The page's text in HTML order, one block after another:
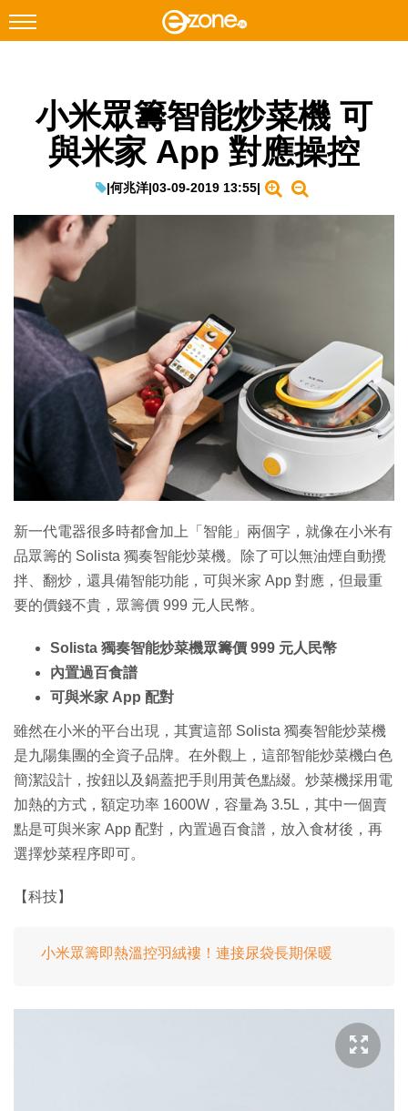
Facebook Instagram
科技焦點
遊戲動漫
教學評測
EduTech
IT Times
生成式AI與雲端應用
Enterprise Digital Transformation
特集
小米眾籌智能炒菜機 可
與米家 App 對應操控
|何兆洋|03-09-2019 13:55|
新一代電器很多時都會加上「智能」兩個字，就像在小米有
品眾籌的 Solista 獨奏智能炒菜機。除了可以無油煙自動攪
拌、翻炒，還具備智能功能，可與米家 App 對應，但最重
要的價錢不貴，眾籌價 999 元人民幣。
Solista 獨奏智能炒菜機眾籌價 999 元人民幣
內置過百食譜
可與米家 App 配對
雖然在小米的平台出現，其實這部 Solista 獨奏智能炒菜機
是九陽集團的全資子品牌。在外觀上，這部智能炒菜機白色
簡潔設計，按鈕以及鍋蓋把手則用黃色點綴。炒菜機採用電
加熱的方式，額定功率 1600W，容量為 3.5L，其中一個賣
點是可與米家 App 配對，內置過百食譜，放入食材後，再
選擇炒菜程序即可。
【科技】
小米眾籌即熱溫控羽絨褸！連接尿袋長期保暖